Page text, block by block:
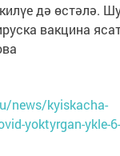
дә өстәлә.
вакцина
news/kyiskacha-
yoktyrgan-ykle-